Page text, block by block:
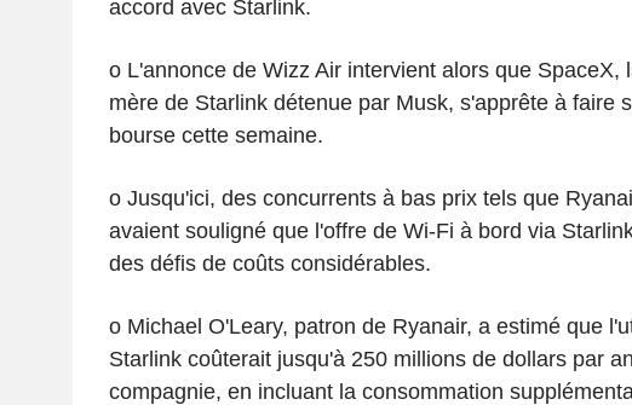
accord avec Starlink.
o L'annonce de Wizz Air intervient alors que SpaceX,
mère de Starlink détenue par Musk, s'apprête à faire
bourse cette semaine.
o Jusqu'ici, des concurrents à bas prix tels que
avaient souligné que l'offre de Wi-Fi à bord via
des défis de coûts considérables.
o Michael O'Leary, patron de Ryanair, a estimé que
Starlink coûterait jusqu'à 250 millions de dollars par
compagnie, en incluant la consommation